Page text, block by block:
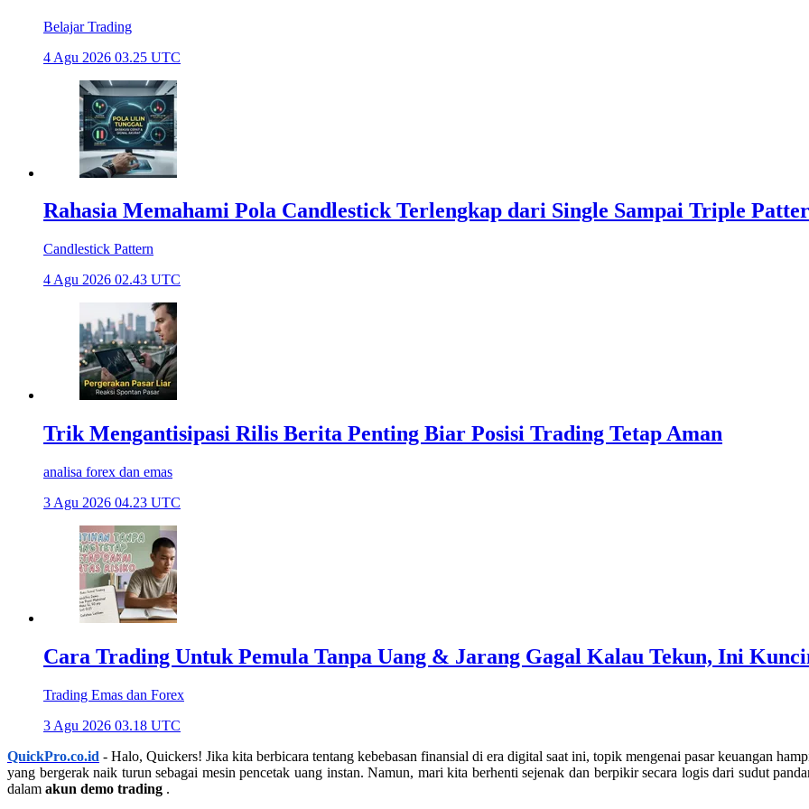
Belajar Trading
4 Agu 2026 03.25 UTC
Rahasia Memahami Pola Candlestick Terlengkap dari Single Sampai Triple
Candlestick Pattern
4 Agu 2026 02.43 UTC
Trik Mengantisipasi Rilis Berita Penting Biar Posisi Trading Tetap Aman
analisa forex dan emas
3 Agu 2026 04.23 UTC
Cara Trading Untuk Pemula Tanpa Uang & Jarang Gagal Kalau Tekun, Ini
Trading Emas dan Forex
3 Agu 2026 03.18 UTC
QuickPro.co.id - Halo, Quickers! Jika kita berbicara tentang kebebasan finansial di era digital saat ini, topik mengenai pasar keuangan
yang bergerak naik turun sebagai mesin pencetak uang instan. Namun, mari kita berhenti sejenak dan berpikir secara logis dari sudut
dalam akun demo trading .